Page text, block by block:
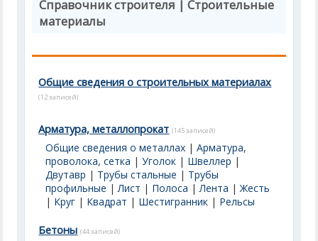
Справочник строителя | Строительные
материалы
Общие сведения о строительных материалах
(12 записей)
Арматура, металлопрокат (145 записей)
Общие сведения о металлах |Арматура,
проволока, сетка |Уголок | Швеллер |
Двутавр | Трубы стальные | Трубы
профильные |Лист | Полоса |Лента |Жесть
| Круг | Квадрат | Шестигранник | Рельсы
Бетоны (44 записей)